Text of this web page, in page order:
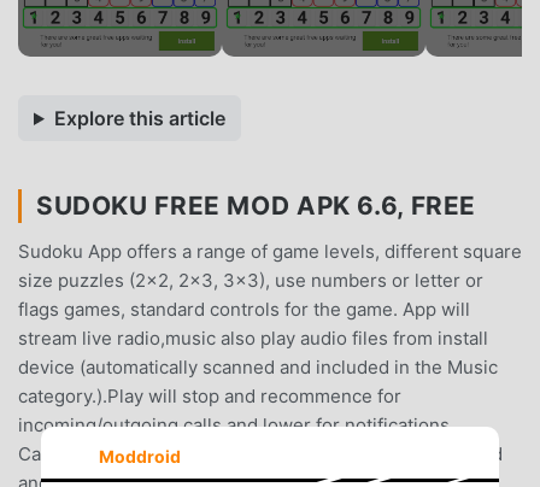
Explore this article
SUDOKU FREE MOD APK 6.6, FREE
Sudoku App offers a range of game levels, different square
size puzzles (2x2, 2x3, 3x3), use numbers or letter or
flags games, standard controls for the game. App will
stream live radio,music also play audio files from install
device (automatically scanned and included in the Music
category.).Play will stop and recommence for
incoming/outgoing calls and lower for notifications.
Categories can be added,existing stations can be altered
Moddroid